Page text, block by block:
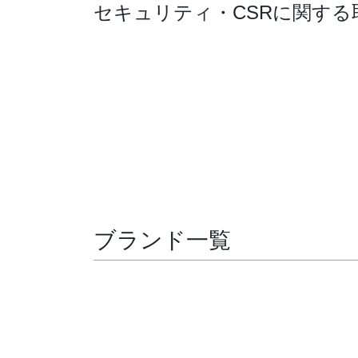
セキュリティ・CSRに関する
ブランド一覧